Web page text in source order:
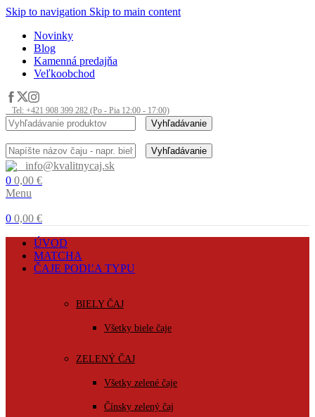
Skip to navigation Skip to main content
Novinky
Blog
Kamenná predajňa
Veľkoobchod
Tel: +421 908 399 282 (Po - Pia 12:00 - 17:00)
Vyhľadávanie
Vyhľadávanie
info@kvalitnycaj.sk
0 0,00 €
Menu
0 0,00 €
ÚVOD
MATCHA
ČAJE PODĽA TYPU
BIELY ČAJ
Všetky biele čaje
ZELENÝ ČAJ
Všetky zelené čaje
Čínsky zelený čaj